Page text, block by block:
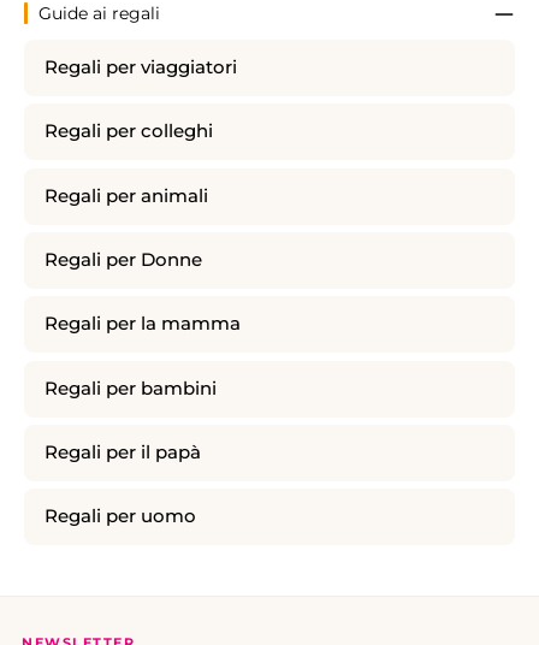
Guide ai regali
Regali per viaggiatori
Regali per colleghi
Regali per animali
Regali per Donne
Regali per la mamma
Regali per bambini
Regali per il papà
Regali per uomo